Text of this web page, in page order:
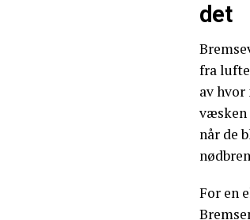
det
fra
av hvor
væsken
når de
For en